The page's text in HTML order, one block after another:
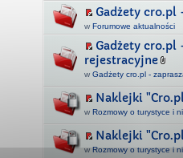
Gadżety cro.pl
w Forumowe aktualności
Gadżety cro.pl
rejestracyjne
wGadżety cro.pl -
Naklejki
w Rozmowy o turystyce i
Naklejki
wRozmowy o turystyce i